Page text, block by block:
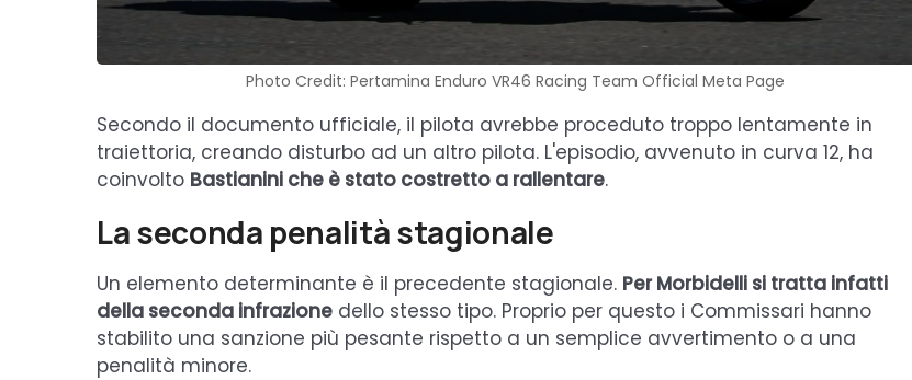
Photo Credit: Pertamina Enduro VR46 Racing Team Official Meta Page
Secondo il documento ufficiale, il pilota avrebbe proceduto troppo lentamente in
traiettoria, creando disturbo ad un altro pilota. L'episodio, avvenuto in curva 12, ha
coinvolto Bastianini che è stato costretto a rallentare.
La seconda penalità stagionale
Un elemento determinante è il precedente stagionale. Per Morbidelli si tratta infatti
della seconda infrazione dello stesso tipo. Proprio per questo i Commissari hanno
stabilito una sanzione più pesante rispetto a un semplice avvertimento o a una
penalità minore.